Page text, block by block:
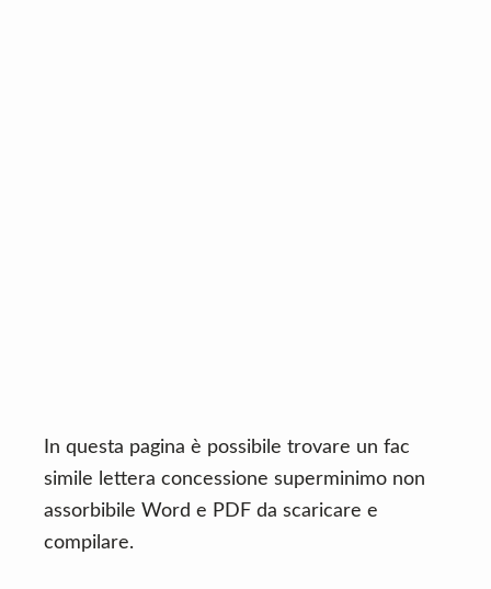
In questa pagina è possibile trovare un fac
simile lettera concessione superminimo non
assorbibile Word e PDF da scaricare e
compilare.